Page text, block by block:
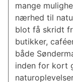
mange
nærhed til
blot få skridt
butikker,
både
inden for kort